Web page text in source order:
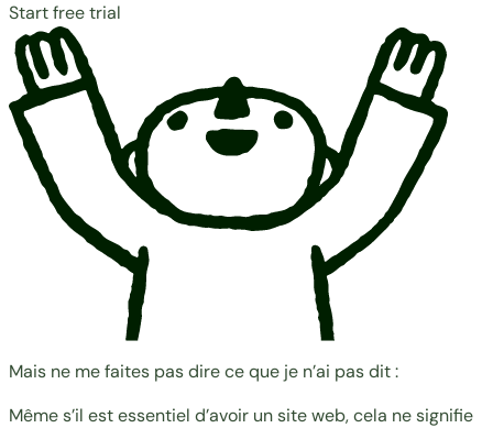
Start free trial
Mais ne me faites pas dire ce que je n’ai pas dit :
Même s’il est essentiel d’avoir un site web, cela ne signifie